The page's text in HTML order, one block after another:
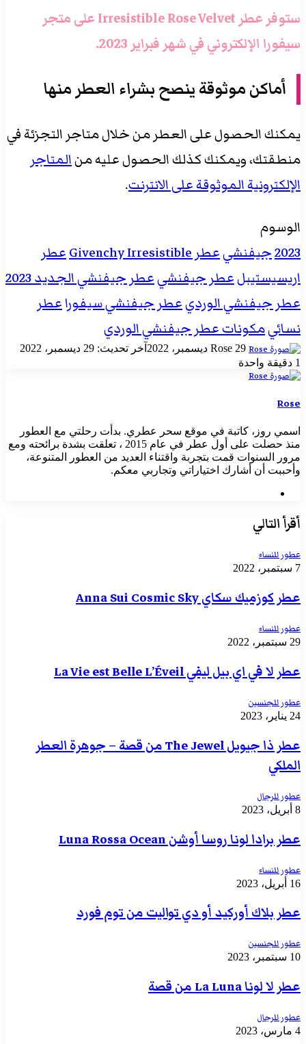
ستوفر عطر Irresistible Rose Velvet على متجر
سيفورا الإلكتروني في شهر فبراير 2023.
أماكن موثوقة ينصح بشراء العطر منها
يمكنك الحصول على العطر من خلال متاجر التجزئة في
منطقتك، ويمكنك كذلك الحصول عليه منالمتاجر
الإلكترونية الموثوقة على الانترنت.
الوسوم
2023جيفنشيعطر Givenchy Irresistible
عطر
اريسيستيبلعطر جيفنشيعطر جيفنشي الجديد 2023
عطر جيفنشي الورديعطر جيفنشي سيفوراعطر
نسائيمكونات عطر جيفنشي الوردي
Rose
أرسل 29 ديسمبر، 2022
آخر تحديث: 29 ديسمبر، 2022
1 دقيقة واحدة
Rose
اسمي روز، كاتبة في موقع سحر عطري. بدأت رحلتي مع العطور
منذ حصلت على أول عطر في عام 2015 ، تعلقت بشدة برائحته ومع
مرور السنوات قمت بتجربة واقتناء العديد من العطور المتنوعة،
وأحببت أن أشارك اختياراتي وتجاربي معكم.
أقرأ التالي
عطور للنساء
7 سبتمبر، 2022
عطر كوزميك سكاي Anna Sui Cosmic Sky
عطور للنساء
29 سبتمبر، 2022
عطر لا في اي بيل ليفي La Vie est Belle L’Éveil
عطور للجنسين
24 يناير، 2023
عطر ذا جيويل The Jewel من قصة – جوهرة العطر
الملكي
عطور للرجال
8 أبريل، 2023
عطر برادا لونا روسا أوشن Luna Rossa Ocean
عطور للنساء
16 أبريل، 2023
عطر بلاك أوركيد أو دي تواليت من توم فورد
عطور للجنسين
10 سبتمبر، 2023
عطر لا لونا La Luna من قصة
عطور للرجال
4 مارس، 2023